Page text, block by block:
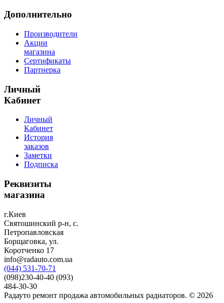
Дополнительно
Производители
Акции
магазина
Сертификаты
Партнерка
Личный
Кабинет
Личный
Кабинет
История
заказов
Заметки
Подписка
Реквизиты
магазина
г.Киев
Святошинский р-н, с.
Петропавловская
Борщаговка, ул.
Коротченко 17
info@radauto.com.ua
(044) 531-70-71
(098)230-40-40 (093)
484-30-30
Радауто ремонт продажа автомобильных радиаторов. © 2026